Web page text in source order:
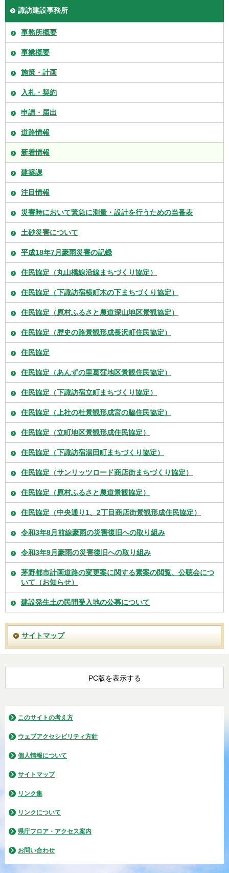
諏訪建設事務所
事務所概要
事業概要
施策・計画
入札・契約
申請・届出
道路情報
新着情報
建築課
注目情報
災害時において緊急に測量・設計を行うための当番表
土砂災害について
平成18年7月豪雨災害の記録
住民協定（丸山橋線沿線まちづくり協定）
住民協定（下諏訪宿横町木の下まちづくり協定）
住民協定（原村ふるさと農道深山地区景観協定）
住民協定（歴史の路景観形成長沢町住民協定）
住民協定
住民協定（あんずの里葛窪地区景観住民協定）
住民協定（下諏訪宿立町まちづくり協定）
住民協定（上社の杜景観形成宮の脇住民協定）
住民協定（立町地区景観形成住民協定）
住民協定（下諏訪宿湯田町まちづくり協定）
住民協定（サンリッツロード商店街まちづくり協定）
住民協定（原村ふるさと農道景観協定）
住民協定（中央通り1、2丁目商店街景観形成住民協定）
令和3年8月前線豪雨の災害復旧への取り組み
令和3年9月豪雨の災害復旧への取り組み
茅野都市計画道路の変更案に関する素案の閲覧、公聴会につ
いて（お知らせ）
建設発生土の民間受入地の公募について
サイトマップ
PC版を表示する
このサイトの考え方
ウェブアクセシビリティ方針
個人情報について
サイトマップ
リンク集
リンクについて
県庁フロア・アクセス案内
お問い合わせ